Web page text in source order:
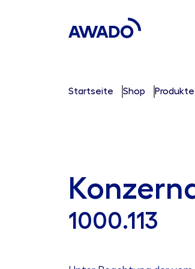
Startseite Shop Produkte
1000.113